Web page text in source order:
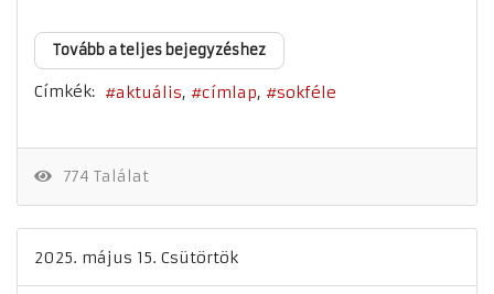
Tovább a teljes bejegyzéshez
Címkék: aktuális címlap sokféle
774 Találat
2025. május 15. Csütörtök